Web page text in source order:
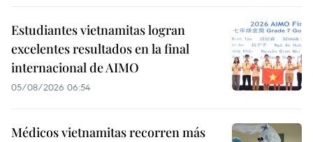
Estudiantes vietnamitas logran
excelentes resultados en la final
internacional de AIMO
05/08/2026 06:54
Médicos vietnamitas recorren más